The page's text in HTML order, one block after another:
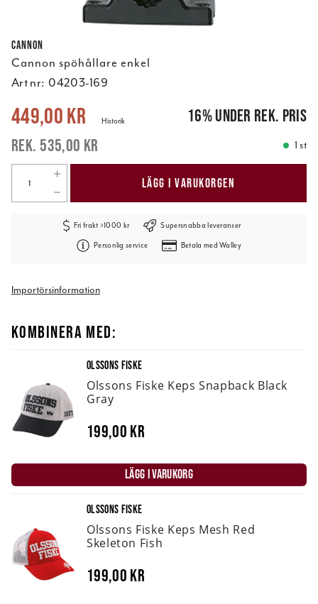
Cannon
Cannon spöhållare enkel
Art nr: 04203-169
Nuvarande pris:449,00 kr 535,00 kr
449,00 kr
535,00 kr
Historik 16%under rek. pris
1 st
LÄGG I VARUKORGEN
Fri frakt >1000 kr Supersnabba leveranser
Personlig service Betala med Walley
Importörsinformation
KOMBINERA MED:
OLSSONS FISKE
Olssons Fiske Keps Snapback Black
Gray
199,00 kr
LÄGG I VARUKORG
OLSSONS FISKE
Olssons Fiske Keps Mesh Red
Skeleton Fish
199,00 kr